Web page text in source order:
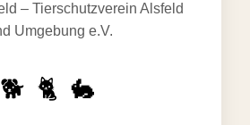
– Tierschutzverein Alsfeld
Umgebung e.V.
🐕 🐈 🐇